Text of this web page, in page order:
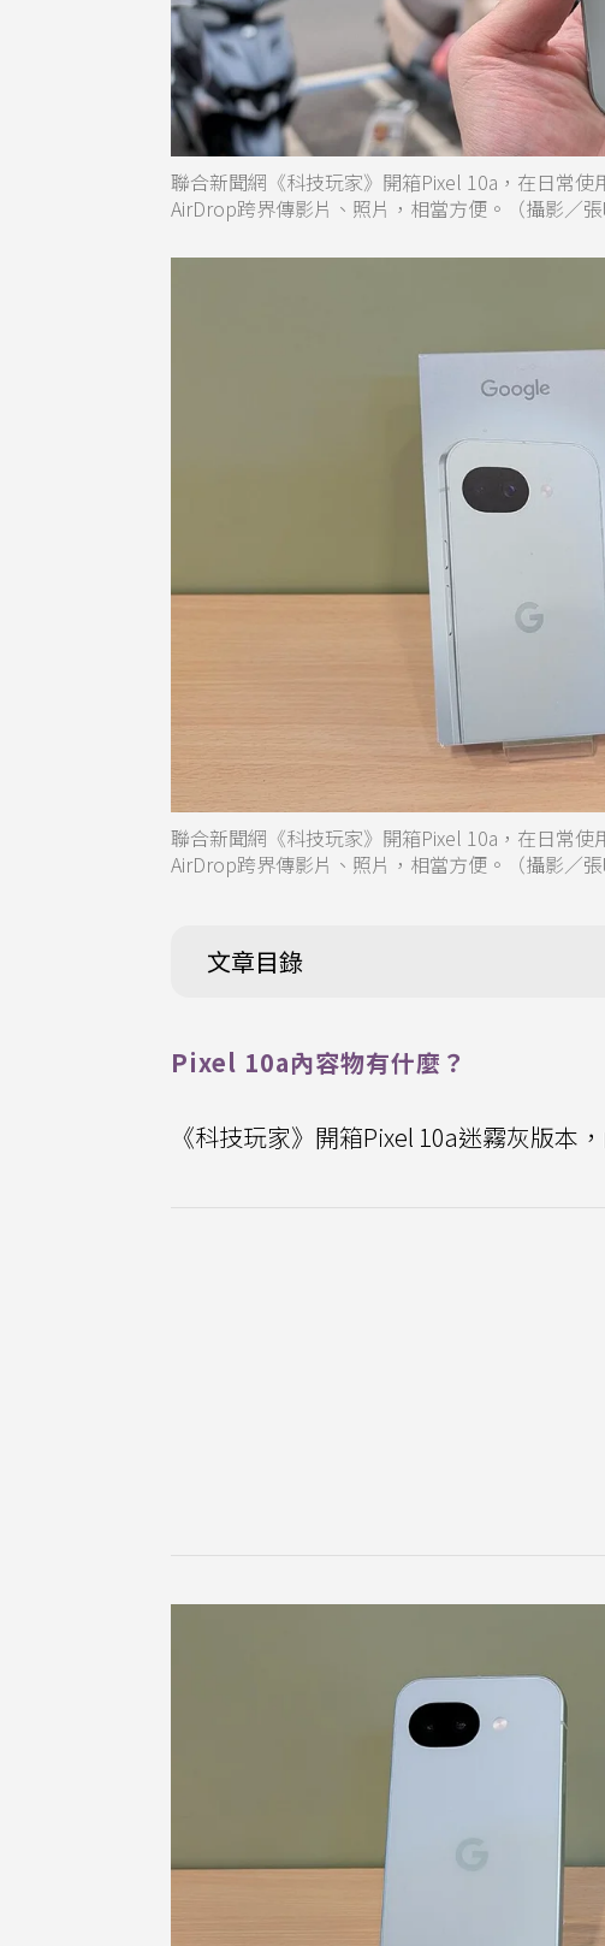
聯合新聞網《科技玩家》開箱Pixel 10a，在日常
AirDrop跨界傳影片、照片，相當方便。（攝影／張
聯合新聞網《科技玩家》開箱Pixel 10a，在日常
AirDrop跨界傳影片、照片，相當方便。（攝影／張
文章目錄
Pixel 10a內容物有什麼？
《科技玩家》開箱Pixel 10a迷霧灰版本